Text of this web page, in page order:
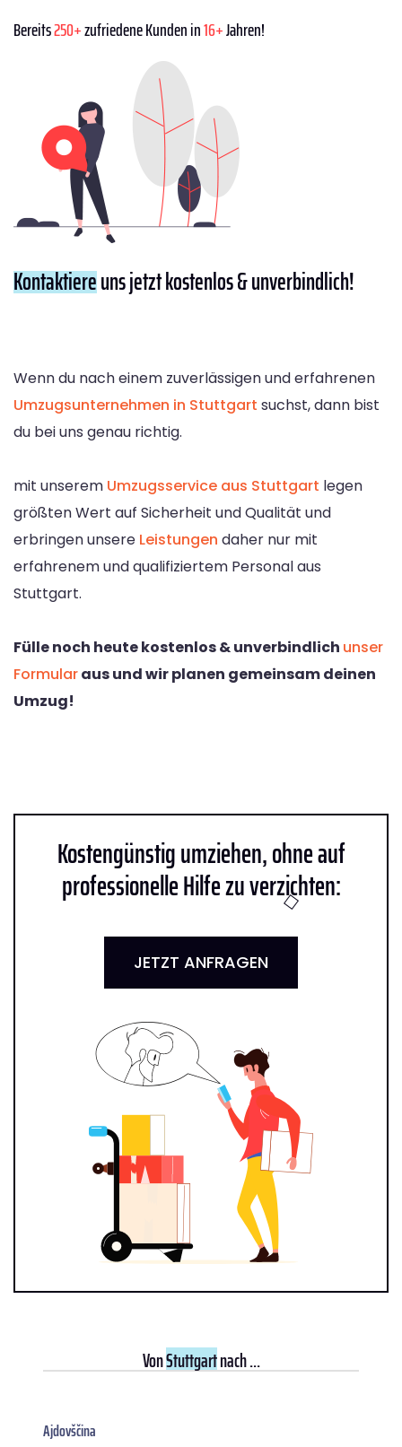
Bereits250+zufriedene Kunden in16+Jahren!
Kontaktiereuns jetzt kostenlos & unverbindlich!
Wenn du nach einem zuverlässigen und erfahrenen
Umzugsunternehmen in Stuttgart suchst, dann bist
du bei uns genau richtig.
mit unserem Umzugsservice aus Stuttgart legen
größten Wert auf Sicherheit und Qualität und
erbringen unsere Leistungen daher nur mit
erfahrenem und qualifiziertem Personal aus
Stuttgart.
Fülle noch heute kostenlos & unverbindlich unser
Formularaus und wir planen gemeinsam deinen
Umzug!
Kostengünstig umziehen, ohne auf
professionelle Hilfe zu verzichten:
JETZT ANFRAGEN
VonStuttgartnach ...
Ajdovščina